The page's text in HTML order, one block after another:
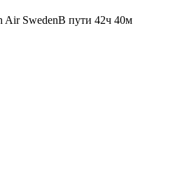
Air SwedenВ пути 42ч 40м